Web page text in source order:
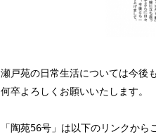
瀬戸苑の日常生活については今後
何卒よろしくお願いいたします。
「陶苑56号」は以下のリンクから